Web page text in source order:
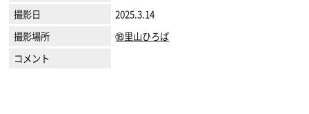
撮影日
2025.3.14
撮影場所
⑱里山ひろば
コメント